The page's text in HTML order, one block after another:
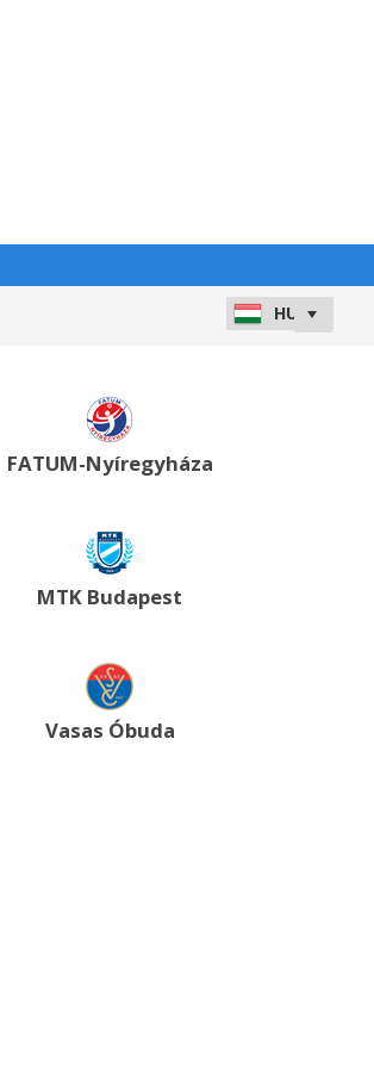
FATUM-Nyíregyháza
MTK Budapest
Vasas Óbuda